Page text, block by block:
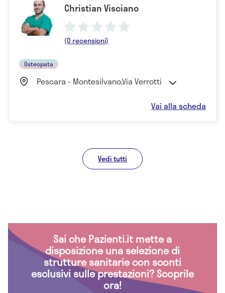
Christian Visciano
(0 recensioni)
Osteopata
Pescara - Montesilvano,Via Verrotti
Vai alla scheda
Vedi tutti
Sai che Pazienti.it mette a
disposizione una selezione di
strutture sanitarie con sconti
esclusivi sulle prestazioni? Scoprile
ora!